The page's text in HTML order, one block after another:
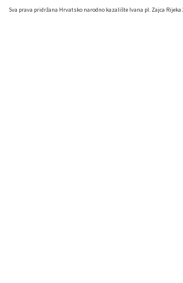
Sva prava pridržana Hrvatsko narodno kazalište Ivana pl. Zajca Rijeka